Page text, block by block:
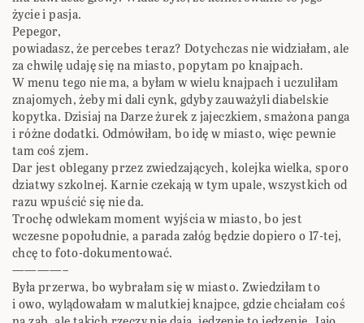
życie i pasja.
Pepegor,
powiadasz, że percebes teraz? Dotychczas nie widziałam, ale
za chwilę udaję się na miasto, popytam po knajpach.
W menu tego nie ma, a byłam w wielu knajpach i uczuliłam
znajomych, żeby mi dali cynk, gdyby zauważyli diabelskie
kopytka. Dzisiaj na Darze żurek z jajeczkiem, smażona panga
i różne dodatki. Odmówiłam, bo idę w miasto, więc pewnie
tam coś zjem.
Dar jest oblegany przez zwiedzających, kolejka wielka, sporo
dziatwy szkolnej. Karnie czekają w tym upale, wszystkich od
razu wpuścić się nie da.
Trochę odwlekam moment wyjścia w miasto, bo jest
wczesne popołudnie, a parada załóg będzie dopiero o 17-tej,
chcę to foto-dokumentować.
————–
Była przerwa, bo wybrałam się w miasto. Zwiedziłam to
i owo, wylądowałam w malutkiej knajpce, gdzie chciałam coś